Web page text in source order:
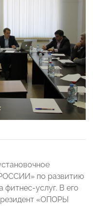
по развитию
услуг. В его
«ОПОРЫ